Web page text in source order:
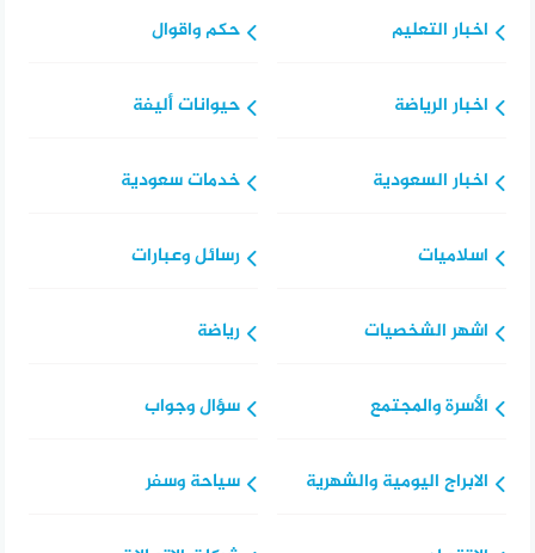
اخبار التعليم
اخبار الرياضة
اخبار السعودية
اسلاميات
اشهر الشخصيات
الأسرة والمجتمع
الابراج اليومية والشهرية
حكم واقوال
حيوانات أليفة
خدمات سعودية
رسائل وعبارات
رياضة
سؤال وجواب
سياحة وسفر